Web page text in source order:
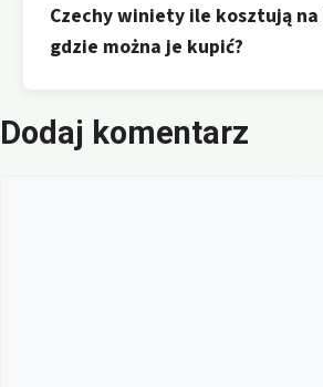
Czechy winiety ile kosztują na
gdzie można je kupić?
Dodaj komentarz